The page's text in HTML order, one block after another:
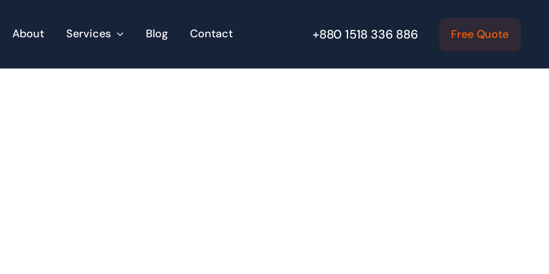
About Services Blog Contact +880 1518 336 886 Free Quote